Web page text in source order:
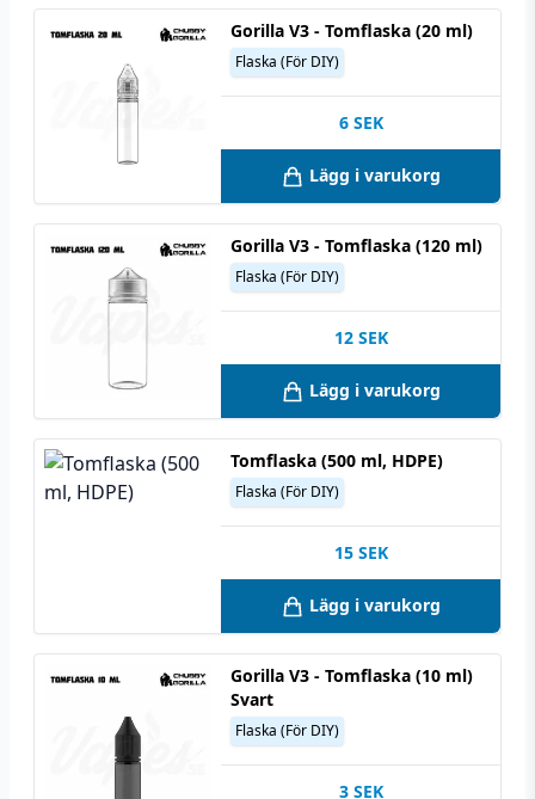
Gorilla V3 - Tomflaska (20 ml)
Flaska (För DIY)
6 SEK
Lägg i varukorg
Gorilla V3 - Tomflaska (120 ml)
Flaska (För DIY)
12 SEK
Lägg i varukorg
Tomflaska (500 ml, HDPE)
Flaska (För DIY)
15 SEK
Lägg i varukorg
Gorilla V3 - Tomflaska (10 ml)
Svart
Flaska (För DIY)
3 SEK